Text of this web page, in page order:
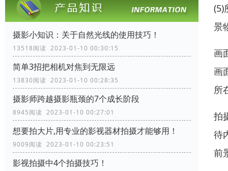
摄影小知识：关于自然光线的使用技巧！
13518阅读 2023-01-10 00:30:15
简单3招把相机对焦到无限远
13830阅读 2023-01-10 00:28:35
摄影师跨越摄影瓶颈的7个成长阶段
8945阅读 2023-01-10 00:27:01
想要拍大片,用专业的影视器材拍摄才能够用！
9009阅读 2023-01-10 00:23:51
影视拍摄中4个拍摄技巧！
(5)
景
画
画
所
拍
待
前